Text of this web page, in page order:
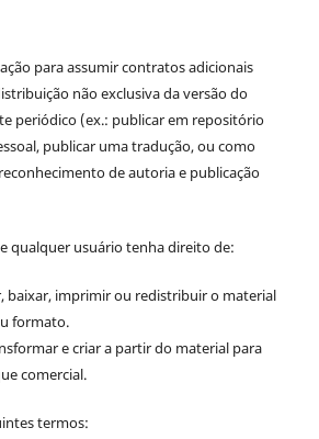
para assumir contratos adicionais
não exclusiva da versão do
periódico (ex.: publicar em repositório
publicar uma tradução, ou como
de autoria e publicação
qualquer usuário tenha direito de:
baixar, imprimir ou redistribuir o material
formato.
e criar a partir do material para
comercial.
termos: